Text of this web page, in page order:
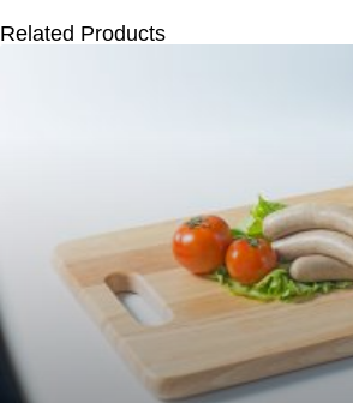
Related Products